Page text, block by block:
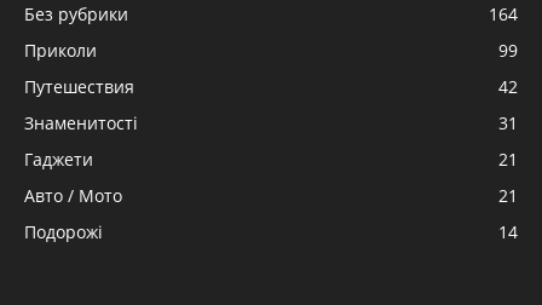
Без рубрики
164
Приколи
99
Путешествия
42
Знаменитості
31
Гаджети
21
Авто / Мото
21
Подорожі
14